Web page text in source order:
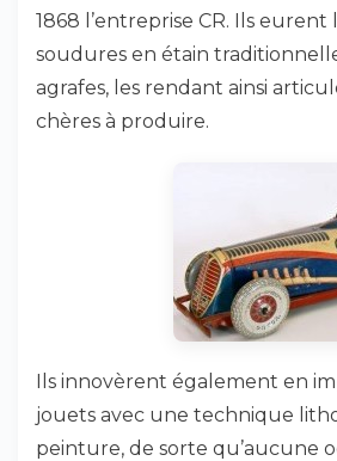
1868 l’entreprise CR. Ils
soudures en étain
agrafes, les rendant ainsi
chères à produire.
Ils innovèrent également en
jouets avec une technique
peinture, de sorte qu’aucune